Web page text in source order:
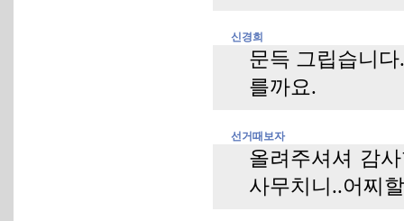
신경희
문득 그립습니
를까요.
선거때보자
올려주셔셔 감
사무치니..어찌